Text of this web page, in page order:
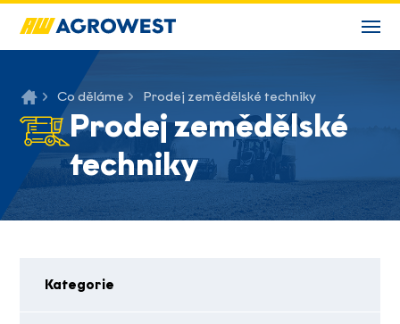
Co děláme Prodej zemědělské techniky
Prodej zemědělské
techniky
Kategorie